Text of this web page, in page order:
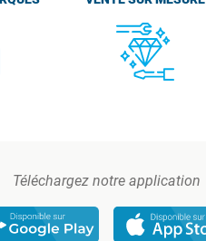
Téléchargez notre application